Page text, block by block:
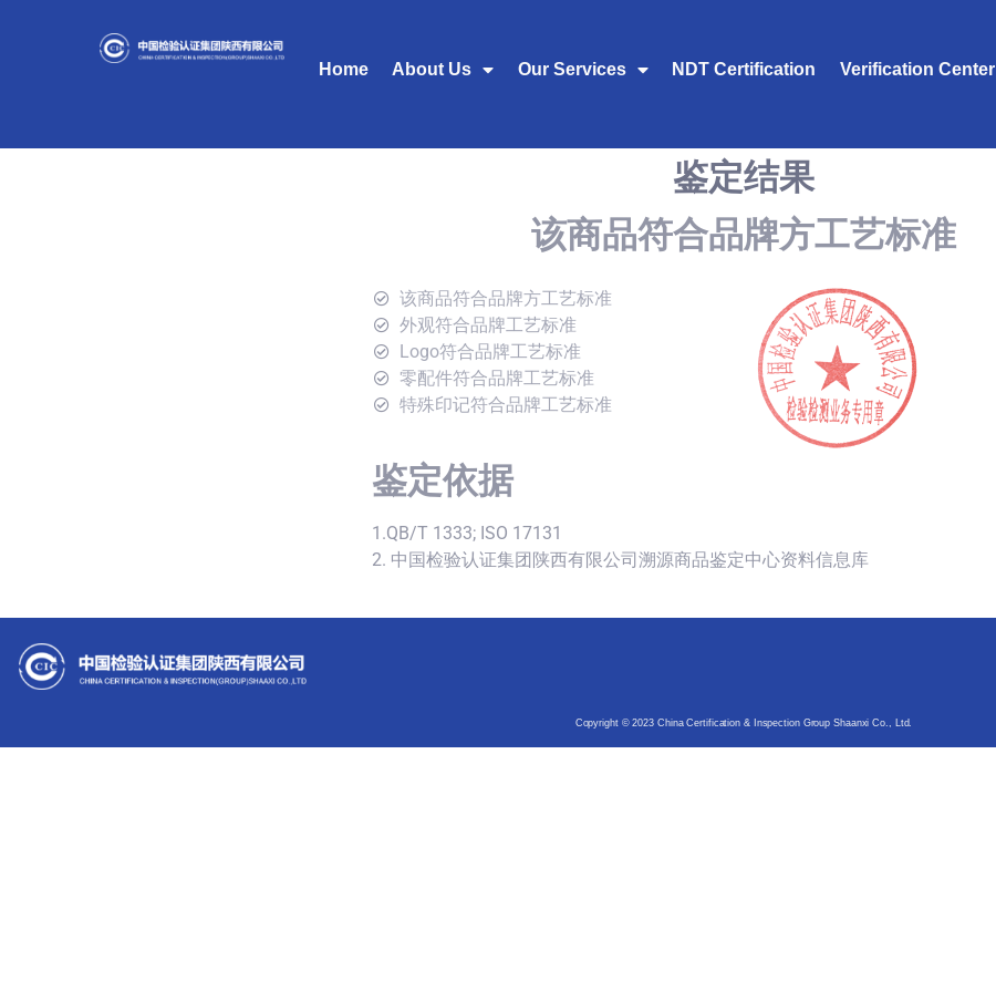
Home About Us Our Services NDT Certification Verification Center
鉴定结果
该商品符合品牌方工艺标准
该商品符合品牌方工艺标准
外观符合品牌工艺标准
Logo符合品牌工艺标准
零配件符合品牌工艺标准
特殊印记符合品牌工艺标准
鉴定依据
1.QB/T 1333; ISO 17131
2. 中国检验认证集团陕西有限公司溯源商品鉴定中心资料信息库
Copyright © 2023 China Certification & Inspection Group Shaanxi Co., Ltd.